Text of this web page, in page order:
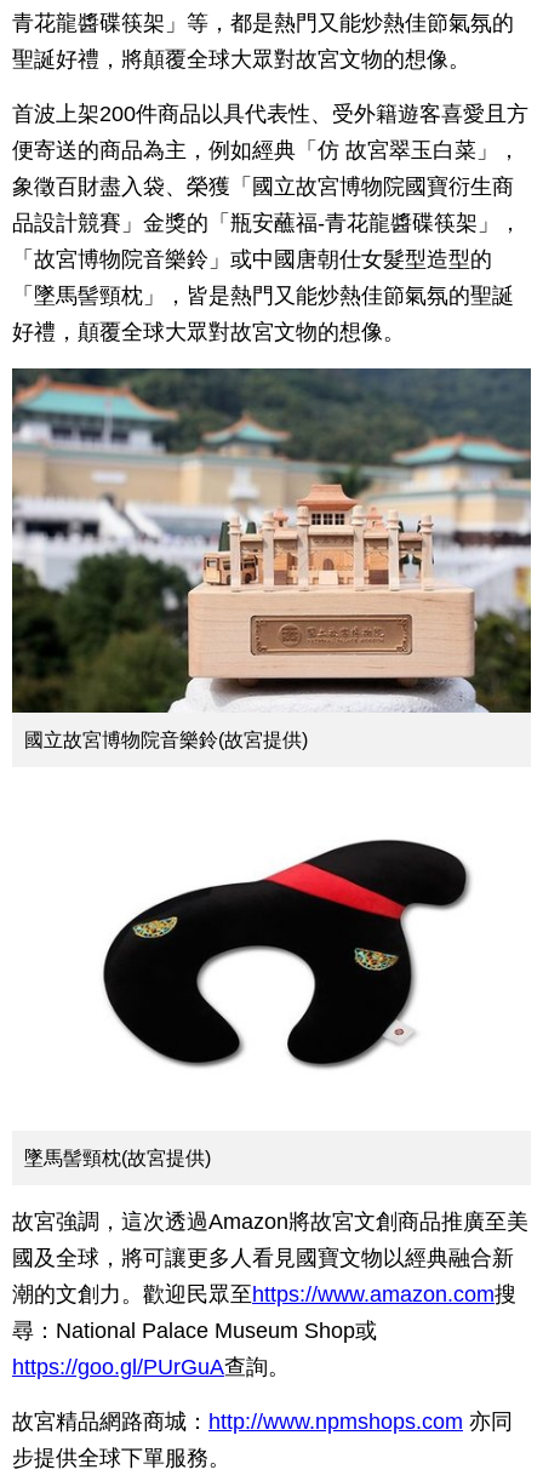
青花龍醬碟筷架」等，都是熱門又能炒熱佳節氣氛的
聖誕好禮，將顛覆全球大眾對故宮文物的想像。
首波上架200件商品以具代表性、受外籍遊客喜愛且方
便寄送的商品為主，例如經典「仿 故宮翠玉白菜」，
象徵百財盡入袋、榮獲「國立故宮博物院國寶衍生商
品設計競賽」金獎的「瓶安蘸福-青花龍醬碟筷架」，
「故宮博物院音樂鈴」或中國唐朝仕女髮型造型的
「墜馬髻頸枕」，皆是熱門又能炒熱佳節氣氛的聖誕
好禮，顛覆全球大眾對故宮文物的想像。
國立故宮博物院音樂鈴(故宮提供)
墜馬髻頸枕(故宮提供)
故宮強調，這次透過Amazon將故宮文創商品推廣至美
國及全球，將可讓更多人看見國寶文物以經典融合新
潮的文創力。歡迎民眾至https://www.amazon.com搜
尋：National Palace Museum Shop或
https://goo.gl/PUrGuA查詢。
故宮精品網路商城： http://www.npmshops.com 亦同
步提供全球下單服務。